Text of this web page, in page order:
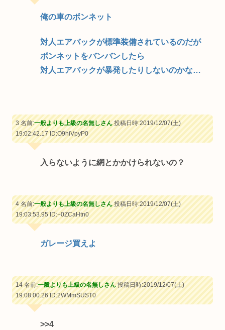
俺の車のボンネット
対人エアバックが標準装備されているのだが
ボンネットをバンバンしたら
対人エアバックが暴発したりしないのかな…
3 名前:一般よりも上級の名無しさん投稿日時:2019/12/07(土)
19:02:42.17ID:O9hiVpyP0
入らないように網とかかけられないの？
4 名前:一般よりも上級の名無しさん投稿日時:2019/12/07(土)
19:03:53.95ID:+0ZCaHtn0
ガレージ買えよ
14 名前:一般よりも上級の名無しさん投稿日時:2019/12/07(土)
19:08:00.26ID:2WMmSUST0
>>4